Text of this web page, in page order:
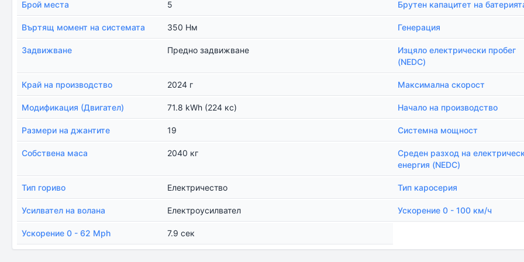
Брой места 5 Брутен капацитет на
Въртящ момент на системата 350 Нм Генерация
Задвижване Предно задвижване
Изцяло електрически пробег
(NEDC)
Край на производство 2024 г Максимална скорост
Модификация (Двигател) 71.8 kWh (224 кс) Начало на производство
Размери на джантите 19 Системна мощност
Собствена маса 2040 кг
Среден разход на
енергия (NEDC)
Тип гориво Електричество Тип каросерия
Усилвател на волана Електроусилвател Ускорение 0 - 100 км/ч
Ускорение 0 - 62 Mph 7.9 сек